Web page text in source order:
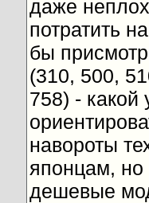
даже
потратить
бы
(310, 500,
758) - какой
навороты
японцам, но
дешевые